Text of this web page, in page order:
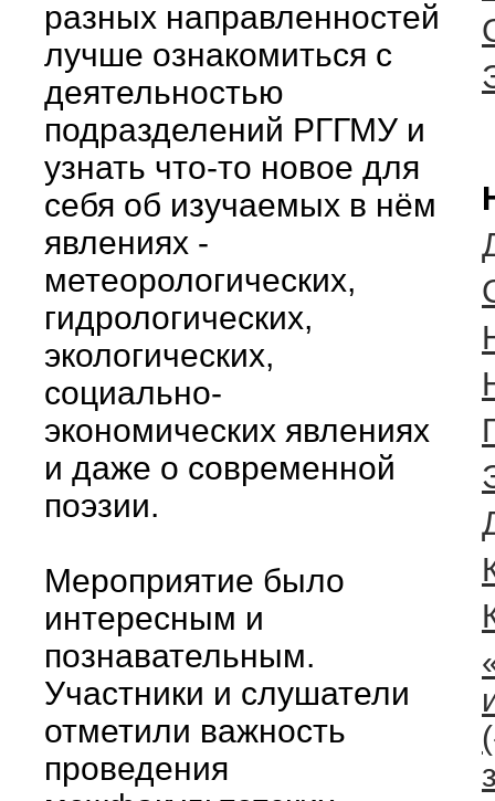
разных направленностей
лучше ознакомиться с
деятельностью
подразделений РГГМУ и
узнать что-то новое для
себя об изучаемых в нём
явлениях -
метеорологических,
гидрологических,
экологических,
социально-
экономических явлениях
и даже о современной
поэзии.
Мероприятие было
интересным и
познавательным.
Участники и слушатели
отметили важность
проведения